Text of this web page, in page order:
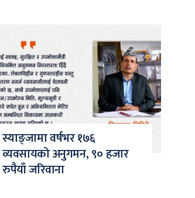
स्याङ्जामा वर्षभर १७६
व्यवसायको अनुगमन, ९० हजार
रुपैयाँ जरिवाना